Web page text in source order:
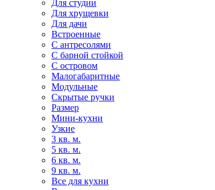
Для студии
Для хрущевки
Для дачи
Встроенные
С антресолями
С барной стойкой
С островом
Малогабаритные
Модульные
Скрытые ручки
Размер
Мини-кухни
Узкие
3 кв. м.
5 кв. м.
6 кв. м.
9 кв. м.
Все для кухни